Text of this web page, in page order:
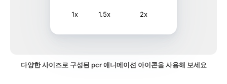
1x 1.5x 2x
다양한 사이즈로 구성된 pcr 애니메이션 아이콘을 사용해 보세요